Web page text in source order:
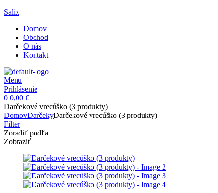
Salix
Domov
Obchod
O nás
Kontakt
Menu
Prihlásenie
0 0,00 €
Darčekové vrecúško (3 produkty)
DomovDarčekyDarčekové vrecúško (3 produkty)
Filter
Zoradiť podľa
Zobraziť